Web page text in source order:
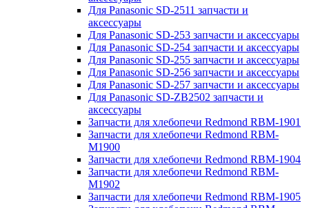
Для Panasonic SD-2511 запчасти и
аксессуары
Для Panasonic SD-253 запчасти и аксессуары
Для Panasonic SD-254 запчасти и аксессуары
Для Panasonic SD-255 запчасти и аксессуары
Для Panasonic SD-256 запчасти и аксессуары
Для Panasonic SD-257 запчасти и аксессуары
Для Panasonic SD-ZB2502 запчасти и
аксессуары
Запчасти для хлебопечи Redmond RBM-1901
Запчасти для хлебопечи Redmond RBM-
M1900
Запчасти для хлебопечи Redmond RBM-1904
Запчасти для хлебопечи Redmond RBM-
M1902
Запчасти для хлебопечи Redmond RBM-1905